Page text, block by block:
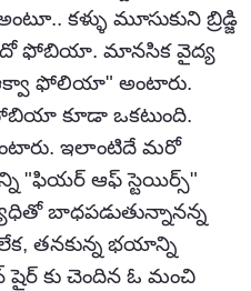
కళ్ళు మూసుకుని బ్రిడ్జి
అదో ఫోబియా. మానసిక వైద్య
ఫోలియా" అంటారు.
కూడా ఒకటుంది.
ఇలాంటిదే మరో
"ఫియర్ ఆఫ్ స్టెయిర్స్"
బాధపడుతున్నానన్న
తనకున్న భయాన్ని
షైర్ కు చెందిన ఓ మంచి